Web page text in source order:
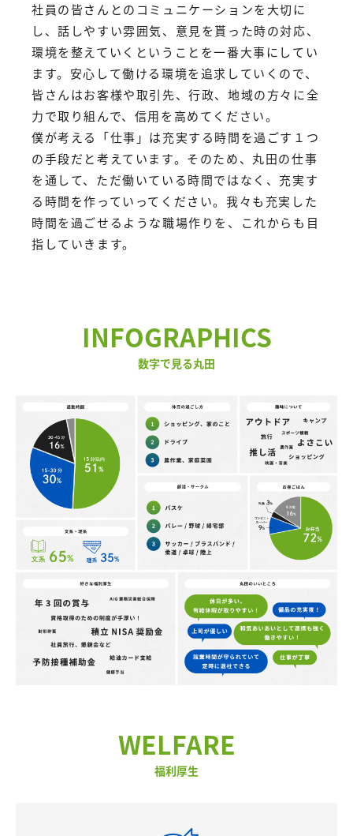
社員の皆さんとのコミュニケーションを大切に
し、話しやすい雰囲気、意見を貰った時の対応、
環境を整えていくということを一番大事にしてい
ます。安心して働ける環境を追求していくので、
皆さんはお客様や取引先、行政、地域の方々に全
力で取り組んで、信用を高めてください。
僕が考える「仕事」は充実する時間を過ごす１つ
の手段だと考えています。そのため、丸田の仕事
を通して、ただ働いている時間ではなく、充実す
る時間を作っていってください。我々も充実した
時間を過ごせるような職場作りを、これからも目
指していきます。
INFOGRAPHICS
数字で見る丸田
WELFARE
福利厚生